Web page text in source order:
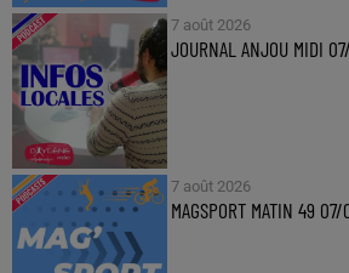
7 août 2026
JOURNAL ANJOU MIDI
7 août 2026
MAGSPORT MATIN 49